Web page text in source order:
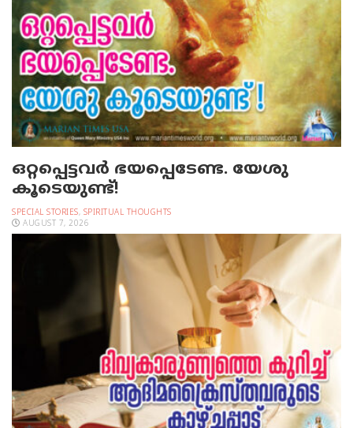
ഒറ്റപ്പെട്ടവര്‍ ഭയപ്പെടേണ്ട. യേശു
കൂടെയുണ്ട്!
SPECIAL STORIES, SPIRITUAL THOUGHTS
AUGUST 7, 2026